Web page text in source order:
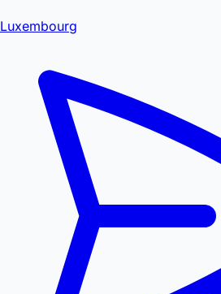
Luxembourg